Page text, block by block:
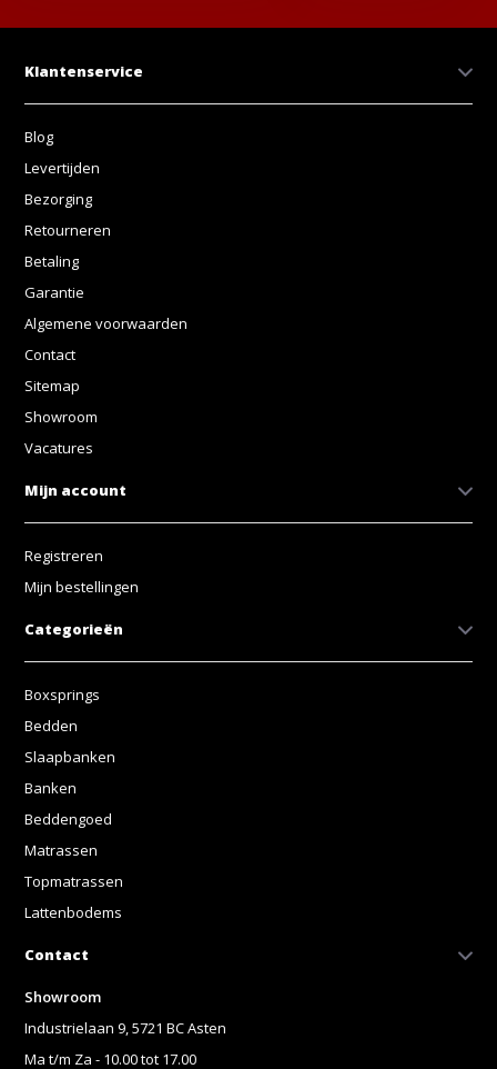
Klantenservice
Blog
Levertijden
Bezorging
Retourneren
Betaling
Garantie
Algemene voorwaarden
Contact
Sitemap
Showroom
Vacatures
Mijn account
Registreren
Mijn bestellingen
Categorieën
Boxsprings
Bedden
Slaapbanken
Banken
Beddengoed
Matrassen
Topmatrassen
Lattenbodems
Contact
Showroom
Industrielaan 9, 5721 BC Asten
Ma t/m Za - 10.00 tot 17.00